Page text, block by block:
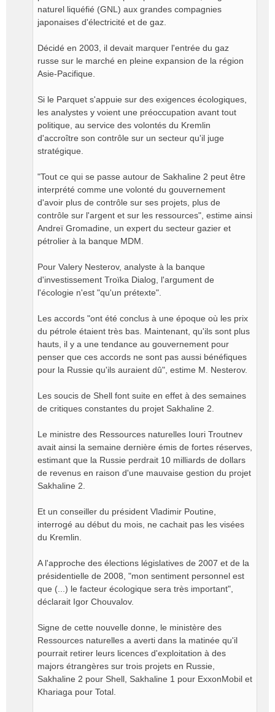
naturel liquéfié (GNL) aux grandes compagnies
japonaises d'électricité et de gaz.
Décidé en 2003, il devait marquer l'entrée du gaz
russe sur le marché en pleine expansion de la région
Asie-Pacifique.
Si le Parquet s'appuie sur des exigences écologiques,
les analystes y voient une préoccupation avant tout
politique, au service des volontés du Kremlin
d'accroître son contrôle sur un secteur qu'il juge
stratégique.
"Tout ce qui se passe autour de Sakhaline 2 peut être
interprété comme une volonté du gouvernement
d'avoir plus de contrôle sur ses projets, plus de
contrôle sur l'argent et sur les ressources", estime ainsi
Andreï Gromadine, un expert du secteur gazier et
pétrolier à la banque MDM.
Pour Valery Nesterov, analyste à la banque
d'investissement Troïka Dialog, l'argument de
l'écologie n'est "qu'un prétexte".
Les accords "ont été conclus à une époque où les prix
du pétrole étaient très bas. Maintenant, qu'ils sont plus
hauts, il y a une tendance au gouvernement pour
penser que ces accords ne sont pas aussi bénéfiques
pour la Russie qu'ils auraient dû", estime M. Nesterov.
Les soucis de Shell font suite en effet à des semaines
de critiques constantes du projet Sakhaline 2.
Le ministre des Ressources naturelles Iouri Troutnev
avait ainsi la semaine dernière émis de fortes réserves,
estimant que la Russie perdrait 10 milliards de dollars
de revenus en raison d'une mauvaise gestion du projet
Sakhaline 2.
Et un conseiller du président Vladimir Poutine,
interrogé au début du mois, ne cachait pas les visées
du Kremlin.
A l'approche des élections législatives de 2007 et de la
présidentielle de 2008, "mon sentiment personnel est
que (...) le facteur écologique sera très important",
déclarait Igor Chouvalov.
Signe de cette nouvelle donne, le ministère des
Ressources naturelles a averti dans la matinée qu'il
pourrait retirer leurs licences d'exploitation à des
majors étrangères sur trois projets en Russie,
Sakhaline 2 pour Shell, Sakhaline 1 pour ExxonMobil et
Khariaga pour Total.